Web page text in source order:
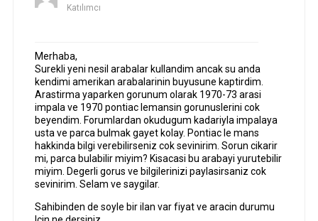
Katılımcı
Merhaba,
Surekli yeni nesil arabalar kullandim ancak su anda
kendimi amerikan arabalarinin buyusune kaptirdim.
Arastirma yaparken gorunum olarak 1970-73 arasi
impala ve 1970 pontiac lemansin gorunuslerini cok
beyendim. Forumlardan okudugum kadariyla impalaya
usta ve parca bulmak gayet kolay. Pontiac le mans
hakkinda bilgi verebilirseniz cok sevinirim. Sorun cikarir
mi, parca bulabilir miyim? Kisacasi bu arabayi yurutebilir
miyim. Degerli gorus ve bilgilerinizi paylasirsaniz cok
sevinirim. Selam ve saygilar.
Sahibinden de soyle bir ilan var fiyat ve aracin durumu